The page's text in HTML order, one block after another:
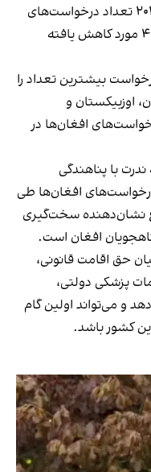
در مقایسه با سه ماه نخست سال ۲۰۲۵ تعداد درخواست‌های
شهروندان افغانستان از ۶۴ مورد به ۴۰ مورد کاهش یافته
دوره شهروندان سوریه با ۷۶۹ درخواست بیشترین تعداد را
اوزبیکستان و
افغان‌ها در
با پناهندگی
افغان‌ها طی
نشان‌دهنده سخت‌گیری
افغان است.
حق اقامت قانونی،
پزشکی دولتی،
و می‌تواند اولین گام
کشور باشد.